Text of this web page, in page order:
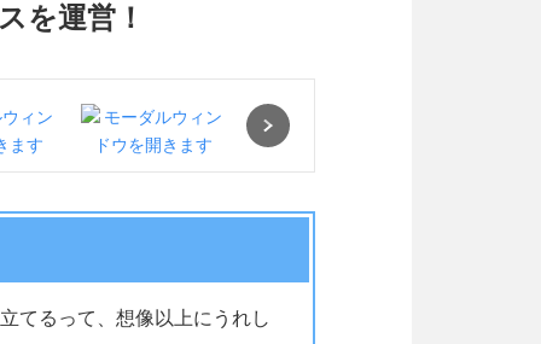
を運営！
てるって、想像以上にうれし